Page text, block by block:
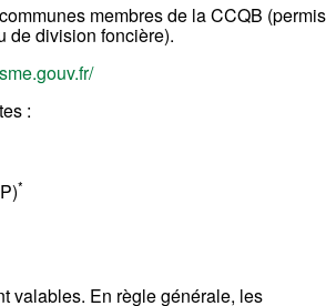
membres de la CCQB (permis
de division foncière).
:
*
valables. En règle générale, les